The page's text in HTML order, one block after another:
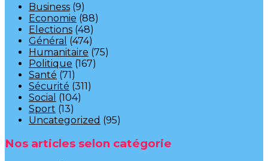
Business (9)
Economie (88)
Elections (48)
Général (474)
Humanitaire (75)
Politique (167)
Santé (71)
Sécurité (311)
Social (104)
Sport (13)
Uncategorized (95)
Nos articles selon catégorie